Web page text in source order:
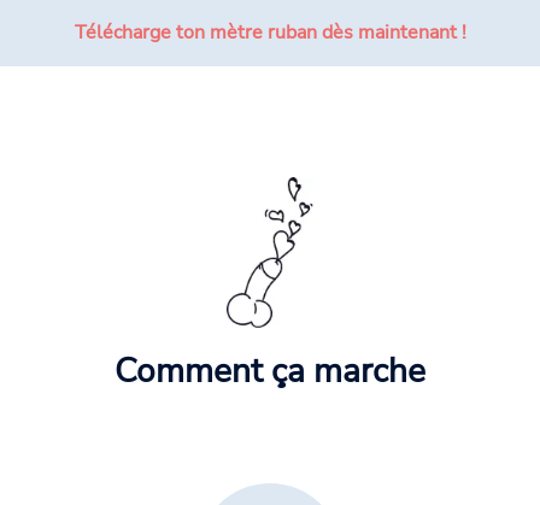
Télécharge ton mètre ruban dès maintenant !
Comment ça marche